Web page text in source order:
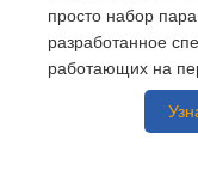
просто набор
разработанное
работающих на